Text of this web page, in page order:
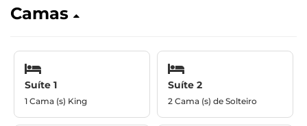
Camas
Suíte 1
1 Cama (s) King
Suíte 2
2 Cama (s) de Solteiro